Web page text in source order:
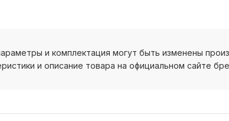
и комплектация могут быть изменены
и описание товара на официальном сайте